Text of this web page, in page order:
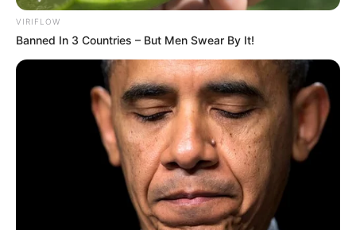
VIRIFLOW
Banned In 3 Countries – But Men Swear By It!